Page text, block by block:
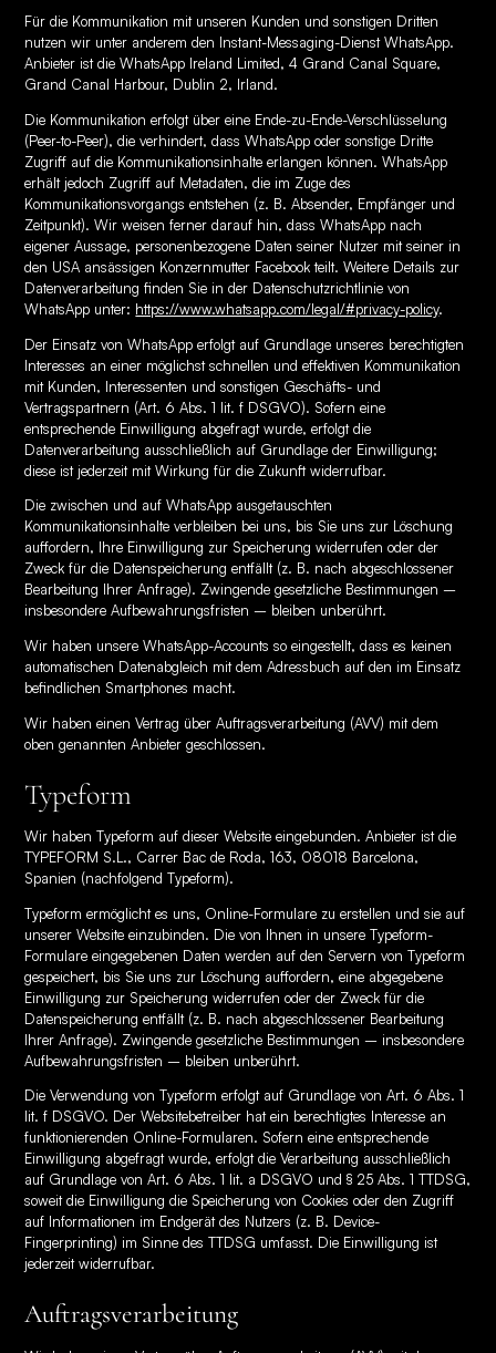
Für die Kommunikation mit unseren Kunden und sonstigen Dritten
nutzen wir unter anderem den Instant-Messaging-Dienst WhatsApp.
Anbieter ist die WhatsApp Ireland Limited, 4 Grand Canal Square,
Grand Canal Harbour, Dublin 2, Irland.
Die Kommunikation erfolgt über eine Ende-zu-Ende-Verschlüsselung
(Peer-to-Peer), die verhindert, dass WhatsApp oder sonstige Dritte
Zugriff auf die Kommunikationsinhalte erlangen können. WhatsApp
erhält jedoch Zugriff auf Metadaten, die im Zuge des
Kommunikationsvorgangs entstehen (z. B. Absender, Empfänger und
Zeitpunkt). Wir weisen ferner darauf hin, dass WhatsApp nach
eigener Aussage, personenbezogene Daten seiner Nutzer mit seiner in
den USA ansässigen Konzernmutter Facebook teilt. Weitere Details zur
Datenverarbeitung finden Sie in der Datenschutzrichtlinie von
WhatsApp unter: https://www.whatsapp.com/legal/#privacy-policy.
Der Einsatz von WhatsApp erfolgt auf Grundlage unseres berechtigten
Interesses an einer möglichst schnellen und effektiven Kommunikation
mit Kunden, Interessenten und sonstigen Geschäfts- und
Vertragspartnern (Art. 6 Abs. 1 lit. f DSGVO). Sofern eine
entsprechende Einwilligung abgefragt wurde, erfolgt die
Datenverarbeitung ausschließlich auf Grundlage der Einwilligung;
diese ist jederzeit mit Wirkung für die Zukunft widerrufbar.
Die zwischen und auf WhatsApp ausgetauschten
Kommunikationsinhalte verbleiben bei uns, bis Sie uns zur Löschung
auffordern, Ihre Einwilligung zur Speicherung widerrufen oder der
Zweck für die Datenspeicherung entfällt (z. B. nach abgeschlossener
Bearbeitung Ihrer Anfrage). Zwingende gesetzliche Bestimmungen –
insbesondere Aufbewahrungsfristen – bleiben unberührt.
Wir haben unsere WhatsApp-Accounts so eingestellt, dass es keinen
automatischen Datenabgleich mit dem Adressbuch auf den im Einsatz
befindlichen Smartphones macht.
Wir haben einen Vertrag über Auftragsverarbeitung (AVV) mit dem
oben genannten Anbieter geschlossen.
Typeform
Wir haben Typeform auf dieser Website eingebunden. Anbieter ist die
TYPEFORM S.L., Carrer Bac de Roda, 163, 08018 Barcelona,
Spanien (nachfolgend Typeform).
Typeform ermöglicht es uns, Online-Formulare zu erstellen und sie auf
unserer Website einzubinden. Die von Ihnen in unsere Typeform-
Formulare eingegebenen Daten werden auf den Servern von Typeform
gespeichert, bis Sie uns zur Löschung auffordern, eine abgegebene
Einwilligung zur Speicherung widerrufen oder der Zweck für die
Datenspeicherung entfällt (z. B. nach abgeschlossener Bearbeitung
Ihrer Anfrage). Zwingende gesetzliche Bestimmungen – insbesondere
Aufbewahrungsfristen – bleiben unberührt.
Die Verwendung von Typeform erfolgt auf Grundlage von Art. 6 Abs. 1
lit. f DSGVO. Der Websitebetreiber hat ein berechtigtes Interesse an
funktionierenden Online-Formularen. Sofern eine entsprechende
Einwilligung abgefragt wurde, erfolgt die Verarbeitung ausschließlich
auf Grundlage von Art. 6 Abs. 1 lit. a DSGVO und § 25 Abs. 1 TTDSG,
soweit die Einwilligung die Speicherung von Cookies oder den Zugriff
auf Informationen im Endgerät des Nutzers (z. B. Device-
Fingerprinting) im Sinne des TTDSG umfasst. Die Einwilligung ist
jederzeit widerrufbar.
Auftragsverarbeitung